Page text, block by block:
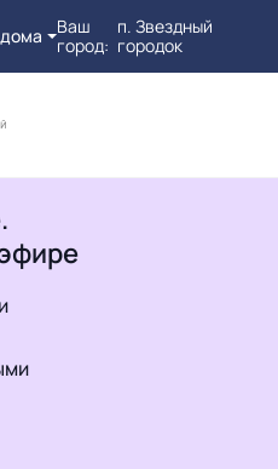
Ваш
город:
п. Звездный
городок